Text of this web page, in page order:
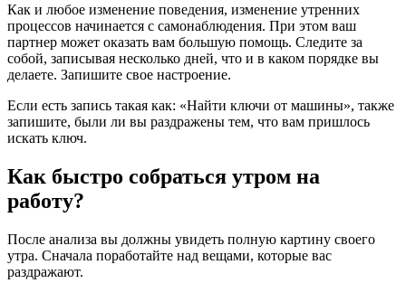
Как и любое изменение поведения, изменение утренних
процессов начинается с самонаблюдения. При этом ваш
партнер может оказать вам большую помощь. Следите за
собой, записывая несколько дней, что и в каком порядке вы
делаете. Запишите свое настроение.
Если есть запись такая как: «Найти ключи от машины», также
запишите, были ли вы раздражены тем, что вам пришлось
искать ключ.
Как быстро собраться утром на
работу?
После анализа вы должны увидеть полную картину своего
утра. Сначала поработайте над вещами, которые вас
раздражают.